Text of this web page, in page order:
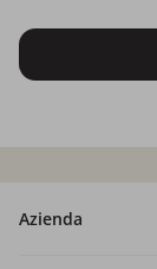
Azienda